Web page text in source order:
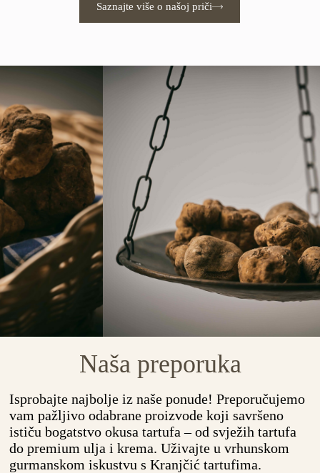
Saznajte više o našoj priči
Naša preporuka
Isprobajte najbolje iz naše ponude! Preporučujemo
vam pažljivo odabrane proizvode koji savršeno
ističu bogatstvo okusa tartufa – od svježih tartufa
do premium ulja i krema. Uživajte u vrhunskom
gurmanskom iskustvu s Kranjčić tartufima.